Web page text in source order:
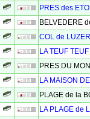
PRES des
BELVEDERE
COL de
LA TEUF TEUF
PRES DU
LA MAISON
PLAGE de la
LA PLAGE de